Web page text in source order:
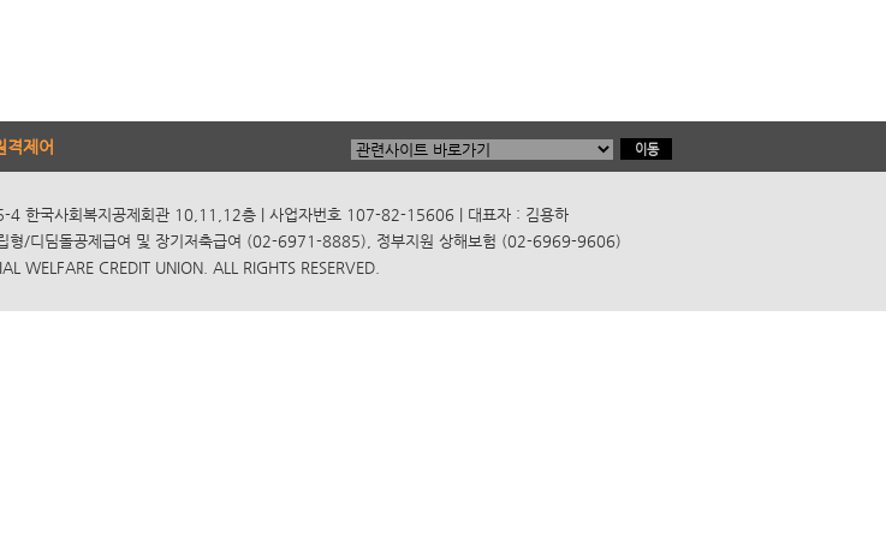
격제어
4 한국사회복지공제회관 10,11,12층 | 사업자번호 107-82-15606 | 대표자 : 김용하
/디딤돌공제급여 및 장기저축급여 (02-6971-8885), 정부지원 상해보험 (02-6969-9606)
WELFARE CREDIT UNION. ALL RIGHTS RESERVED.